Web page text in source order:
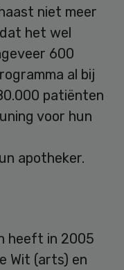
niet meer
het wel
600
al bij
patiënten
voor hun
apotheker.
heeft in 2005
Wit (arts) en